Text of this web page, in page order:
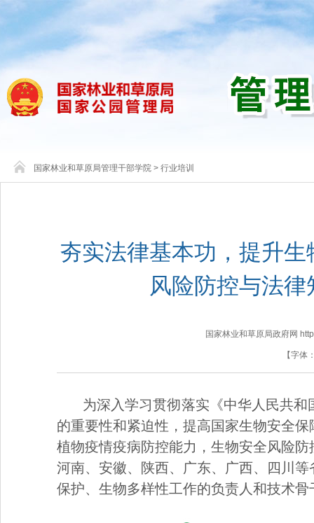
国家林业和草原局管理干部学院 > 行业培训
夯实法律基本功，提升
风险防控与法
国家林业和草原局政府网
【字体
为深入学习贯彻落实《中华人民共
的重要性和紧迫性，提高国家生物安全
植物疫情疫病防控能力，生物安全风险
河南、安徽、陕西、广东、广西、四川
保护、生物多样性工作的负责人和技术